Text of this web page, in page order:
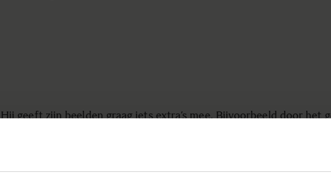
Hij geeft zijn beelden graag iets extra’s mee. Bijvoorbeeld door het
laten. In een andere setting wil ik juist wel iets toevoegen, zoals